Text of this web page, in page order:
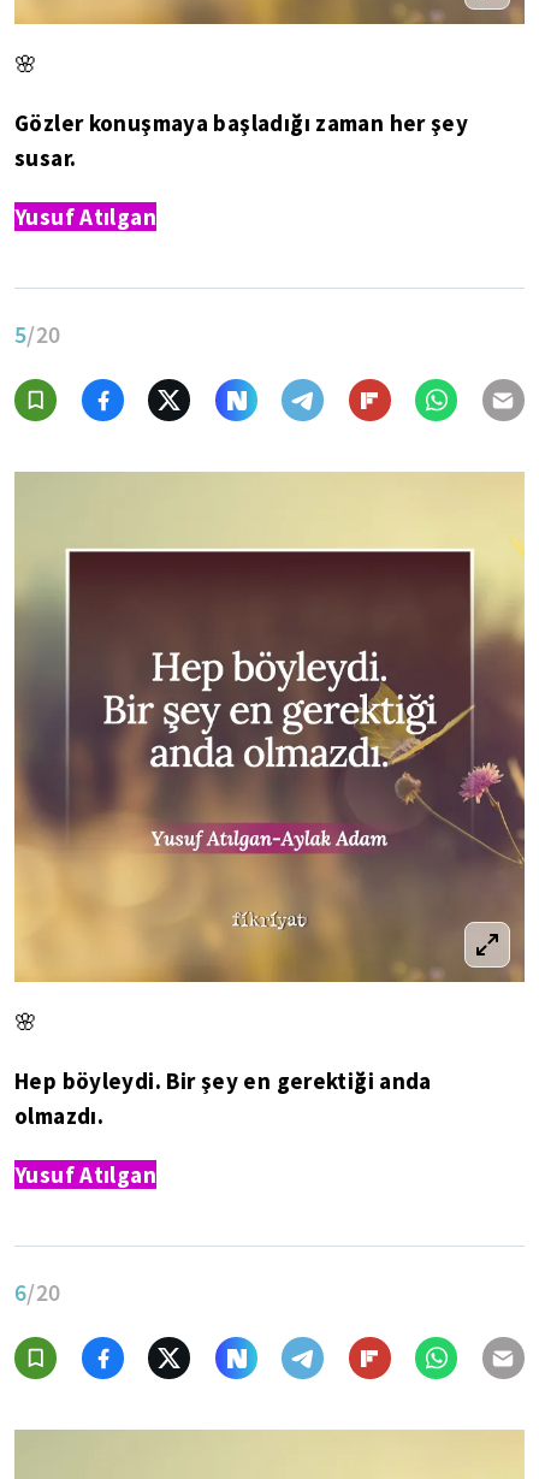
🌸
Gözler konuşmaya başladığı zaman her şey
susar.
Yusuf Atılgan
5/20
🌸
Hep böyleydi. Bir şey en gerektiği anda
olmazdı.
Yusuf Atılgan
6/20